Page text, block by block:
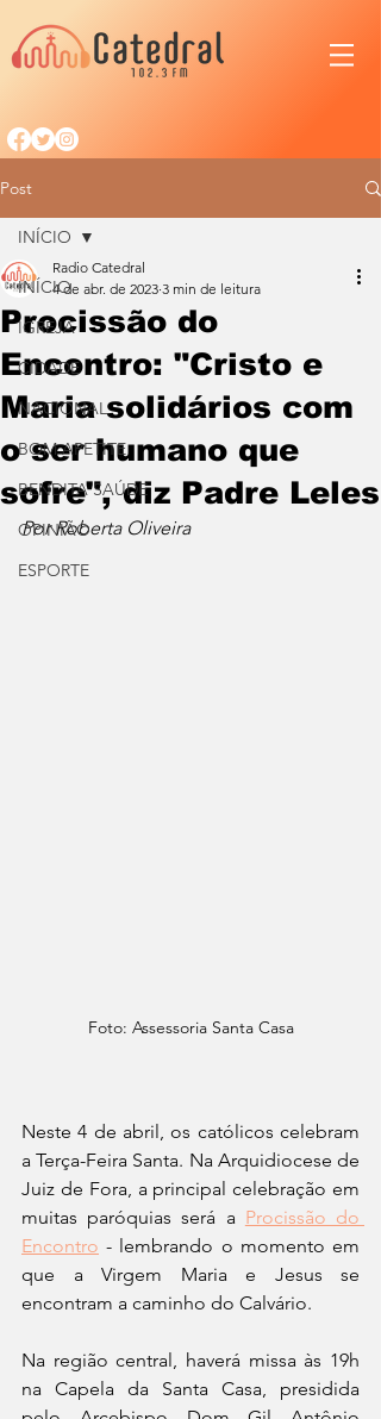
Post
INÍCIO
IGREJA
CIDADE
NACIONAL
BOM APETITE
BENDITA SAÚDE
OPINIÃO
ESPORTE
INÍCIO
Procissão do
Encontro: "Cristo e
Maria solidários com
o ser humano que
sofre", diz Padre Leles
Radio Catedral
4 de abr. de 2023 3 min de leitura
Por Roberta Oliveira
Foto: Assessoria Santa Casa
Neste 4 de abril, os católicos celebram
a Terça-Feira Santa. Na Arquidiocese de
Juiz de Fora, a principal celebração em
muitas paróquias será a Procissão do
Encontro - lembrando o momento em
que a Virgem Maria e Jesus se
encontram a caminho do Calvário.
Na região central, haverá missa às 19h
na Capela da Santa Casa, presidida